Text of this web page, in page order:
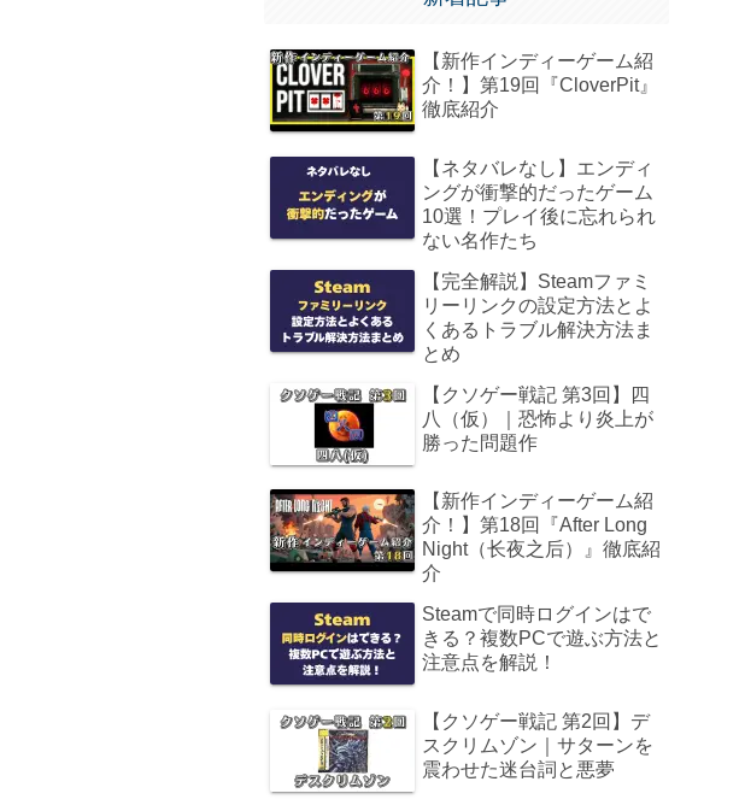
【新作インディーゲーム紹
介！】第19回『CloverPit』
徹底紹介
【ネタバレなし】エンディ
ングが衝撃的だったゲーム
10選！プレイ後に忘れられ
ない名作たち
【完全解説】Steamファミ
リーリンクの設定方法とよ
くあるトラブル解決方法ま
とめ
【クソゲー戦記 第3回】四
八（仮）｜恐怖より炎上が
勝った問題作
【新作インディーゲーム紹
介！】第18回『After Long
Night（长夜之后）』徹底紹
介
Steamで同時ログインはで
きる？複数PCで遊ぶ方法と
注意点を解説！
【クソゲー戦記 第2回】デ
スクリムゾン｜サターンを
震わせた迷台詞と悪夢